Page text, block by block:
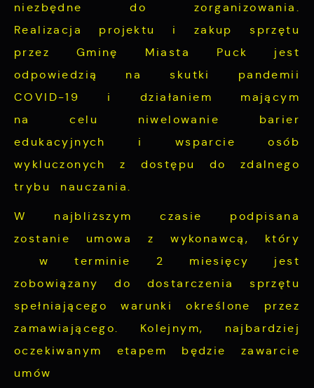
niezbędne do zorganizowania.
Realizacja projektu i zakup sprzętu
przez Gminę Miasta Puck jest
odpowiedzią na skutki pandemii
COVID-19 i działaniem mającym
na celu niwelowanie barier
edukacyjnych i wsparcie osób
wykluczonych z dostępu do zdalnego
trybu nauczania.
W najbliższym czasie podpisana
zostanie umowa z wykonawcą, który
w terminie 2 miesięcy jest
zobowiązany do dostarczenia sprzętu
spełniającego warunki określone przez
zamawiającego. Kolejnym, najbardziej
oczekiwanym etapem będzie zawarcie
umów